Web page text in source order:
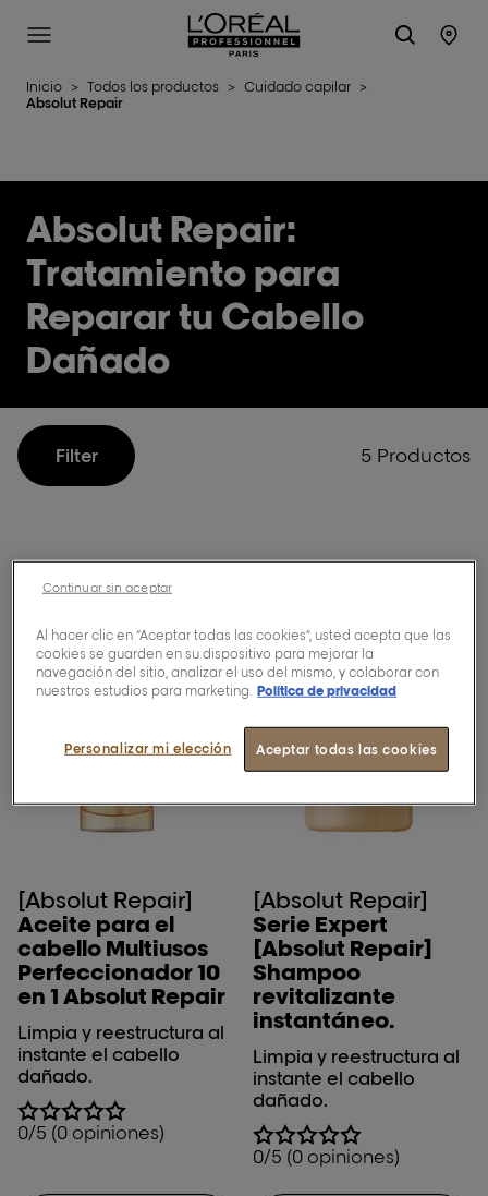
L'Oréal Professionnel Paris
Site Menu
Inicio > Todos los productos > Cuidado capilar >
Absolut Repair
Absolut Repair:
Tratamiento para
Reparar tu Cabello
Dañado
Filter 5 Productos
[Absolut Repair]
Aceite para el
cabello Multiusos
Perfeccionador 10
en 1 Absolut Repair
Limpia y reestructura al
instante el cabello
dañado.
0/5 (0 opiniones)
[Absolut Repair]
Serie Expert
[Absolut Repair]
Shampoo
revitalizante
instantáneo.
Limpia y reestructura al
instante el cabello
dañado.
0/5 (0 opiniones)
Al hacer clic en “Aceptar todas las cookies”, usted acepta que las
cookies se guarden en su dispositivo para mejorar la
navegación del sitio, analizar el uso del mismo, y colaborar con
nuestros estudios para marketing. Política de privacidad
Aceptar todas las cookies
Personalizar mi elección
Continuar sin aceptar